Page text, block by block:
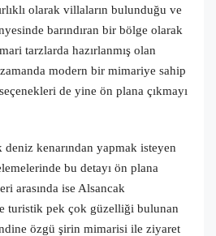
olarak villaların bulunduğu ve
barındıran bir bölge olarak
tarzlarda hazırlanmış olan
zamanda modern bir mimariye sahip
seçenekleri de yine ön plana çıkmayı
deniz kenarından yapmak isteyen
bu detayı ön plana
arasında ise Alsancak
turistik pek çok güzelliği bulunan
özgü şirin mimarisi ile ziyaret